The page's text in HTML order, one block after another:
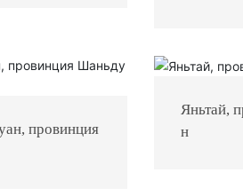
провинция
Яньтай,
н